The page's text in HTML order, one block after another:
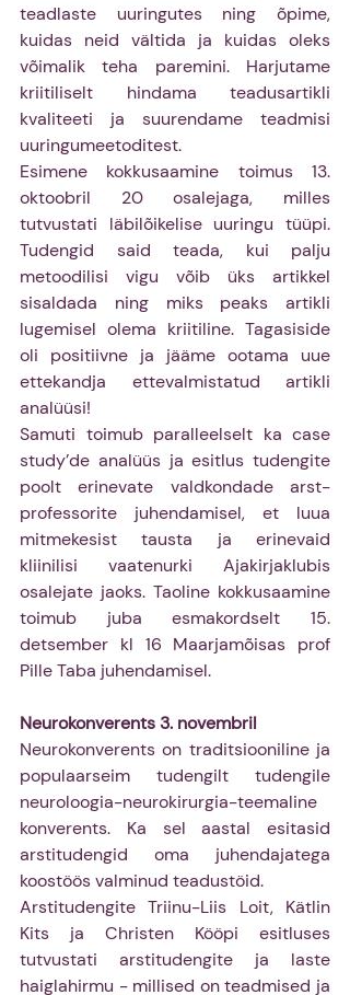
teadlaste uuringutes ning õpime,
kuidas neid vältida ja kuidas oleks
võimalik teha paremini. Harjutame
kriitiliselt hindama teadusartikli
kvaliteeti ja suurendame teadmisi
uuringumeetoditest.
Esimene kokkusaamine toimus 13.
oktoobril 20 osalejaga, milles
tutvustati läbilõikelise uuringu tüüpi.
Tudengid said teada, kui palju
metoodilisi vigu võib üks artikkel
sisaldada ning miks peaks artikli
lugemisel olema kriitiline. Tagasiside
oli positiivne ja jääme ootama uue
ettekandja ettevalmistatud artikli
analüüsi!
Samuti toimub paralleelselt ka case
study’de analüüs ja esitlus tudengite
poolt erinevate valdkondade arst-
professorite juhendamisel, et luua
mitmekesist tausta ja erinevaid
kliinilisi vaatenurki Ajakirjaklubis
osalejate jaoks. Taoline kokkusaamine
toimub juba esmakordselt 15.
detsember kl 16 Maarjamõisas prof
Pille Taba juhendamisel.
Neurokonverents 3. novembril
Neurokonverents on traditsiooniline ja
populaarseim tudengilt tudengile
neuroloogia-neurokirurgia-teemaline
konverents. Ka sel aastal esitasid
arstitudengid oma juhendajatega
koostöös valminud teadustöid.
Arstitudengite Triinu-Liis Loit, Kätlin
Kits ja Christen Kööpi esitluses
tutvustati arstitudengite ja laste
haiglahirmu - millised on teadmised ja